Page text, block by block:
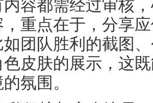
内容都需经过审核
重点在于，分享
如团队胜利的截图
皮肤的展示，这
氛围。